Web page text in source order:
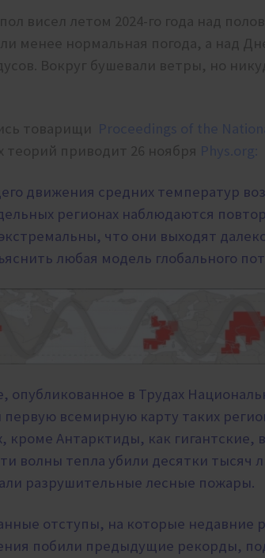
висел летом 2024-го года над
менее нормальная погода, а над
Вокруг бушевали ветры, но
товарищи Proceedings of the
теорий приводит 26 ноября Phys.org:
движения средних температур
регионах наблюдаются
что они выходят
любая модель глобального
опубликованное в Трудах
первую всемирную карту таких
кроме Антарктиды, как гигантские,
волны тепла убили десятки тысяч
разрушительные лесные пожары.
отступы, на которые недавние
побили предыдущие рекорды,